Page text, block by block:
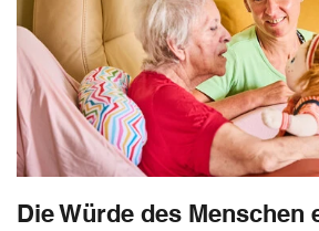
Die Würde des Menschen